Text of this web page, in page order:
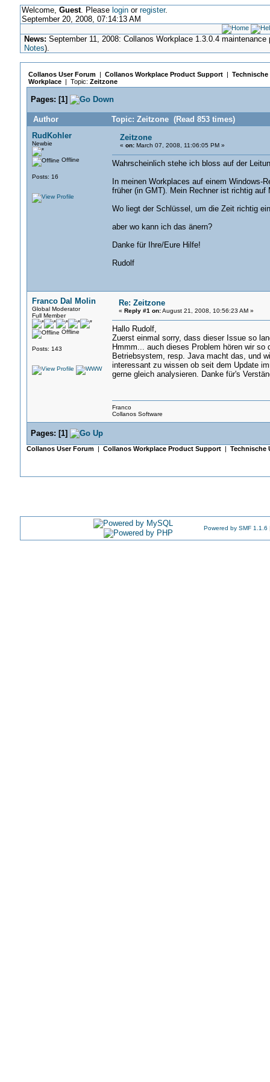
Welcome, Guest. Please loginor register.
September 20, 2008, 07:14:13 AM
News: September 11, 2008: Collanos Workplace 1.3.0.4
Notes).
Collanos User Forum| Collanos Workplace Product Support|
Workplace| Topic: Zeitzone
Pages: [1]
Author
Topic: Zeitzone (Read 853 times)
RudKohler
Newbie
Offline
Posts: 16
Zeitzone
« on:March 07, 2008, 11:06:05 PM »
Wahrscheinlich stehe ich bloss auf der
In meinen Workplaces auf einem Windows-
früher (in GMT). Mein Rechner ist richtig
Wo liegt der Schlüssel, um die Zeit richtig
aber wo kann ich das änern?
Danke für Ihre/Eure Hilfe!
Rudolf
Franco Dal Molin
Global Moderator
Full Member
Offline
Posts: 143
Re: Zeitzone
« Reply #1 on:August 21, 2008, 10:56:23 AM »
Hallo Rudolf,
Zuerst einmal sorry, dass dieser Issue so
Hmmm... auch dieses Problem hören wir
Betriebsystem, resp. Java macht das, und
interessant zu wissen ob seit dem Update
gerne gleich analysieren. Danke für's
Franco
Collanos Software
Pages: [1]
Collanos User Forum| Collanos Workplace Product Support| Technische
Powered by SMF 1.1.6